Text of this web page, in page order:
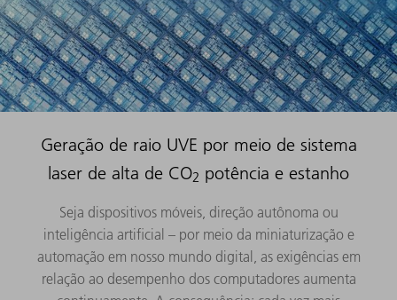
Geração de raio UVE por meio de sistema
laser de alta de CO2 potência e estanho
Seja dispositivos móveis, direção autônoma ou
inteligência artificial – por meio da miniaturização e
automação em nosso mundo digital, as exigências em
relação ao desempenho dos computadores aumenta